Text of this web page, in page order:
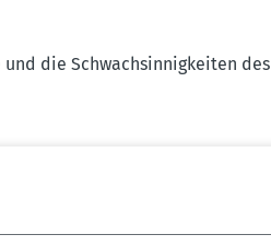
die Schwach­sin­nig­keiten des